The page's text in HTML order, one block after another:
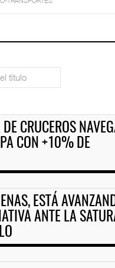
CRUCEROS
CON +10% DE
ESTÁ
ANTE LA